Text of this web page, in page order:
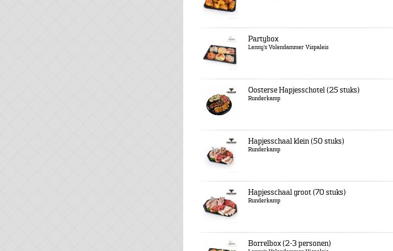
Partybox
Lenny's Volendammer Vispaleis
Oosterse Hapjesschotel (25 stuks)
Runderkamp
Hapjesschaal klein (50 stuks)
Runderkamp
Hapjesschaal groot (70 stuks)
Runderkamp
Borrelbox (2-3 personen)